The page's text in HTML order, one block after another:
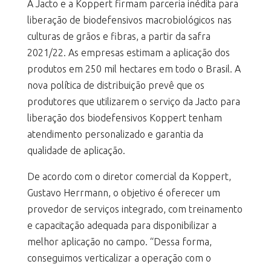
A Jacto e a Koppert firmam parceria inédita para
liberação de biodefensivos macrobiológicos nas
culturas de grãos e fibras, a partir da safra
2021/22. As empresas estimam a aplicação dos
produtos em 250 mil hectares em todo o Brasil. A
nova política de distribuição prevê que os
produtores que utilizarem o serviço da Jacto para
liberação dos biodefensivos Koppert tenham
atendimento personalizado e garantia da
qualidade de aplicação.
De acordo com o diretor comercial da Koppert,
Gustavo Herrmann, o objetivo é oferecer um
provedor de serviços integrado, com treinamento
e capacitação adequada para disponibilizar a
melhor aplicação no campo. “Dessa forma,
conseguimos verticalizar a operação com o